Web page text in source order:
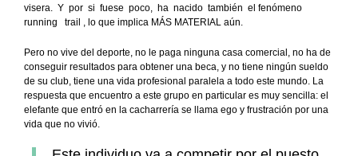
visera. Y por si fuese poco, ha nacido también el fenómeno
running trail , lo que implica MÁS MATERIAL aún.
Pero no vive del deporte, no le paga ninguna casa comercial, no ha de
conseguir resultados para obtener una beca, y no tiene ningún sueldo
de su club, tiene una vida profesional paralela a todo este mundo. La
respuesta que encuentro a este grupo en particular es muy sencilla: el
elefante que entró en la cacharrería se llama ego y frustración por una
vida que no vivió.